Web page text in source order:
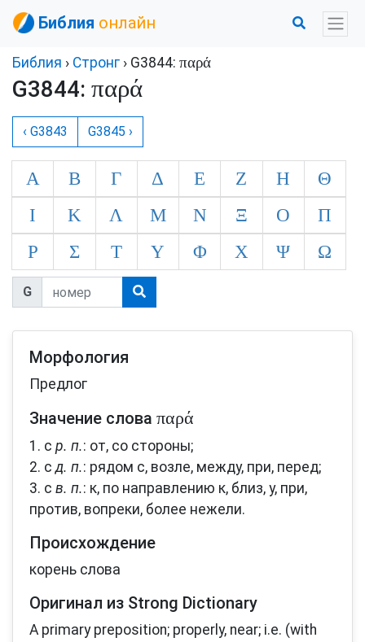
Библия онлайн
Библия › Стронг › G3844: παρά
G3844: παρά
‹ G3843 G3845 ›
Α Β Γ Δ Ε Ζ Η
Θ
Ι
Κ Λ Μ Ν Ξ Ο
Π
Ρ
Σ Τ Υ Φ Χ Ψ Ω
G
Морфология
Предлог
Значение слова παρά
1. с р. п.: от, со стороны;
2. cд. п.: рядом с, возле, между, при, перед;
3. с в. п.: к, по направлению к, близ, у, при,
против, вопреки, более нежели.
Происхождение
корень слова
Оригинал из Strong Dictionary
A primary preposition; properly, near; i.e. (with